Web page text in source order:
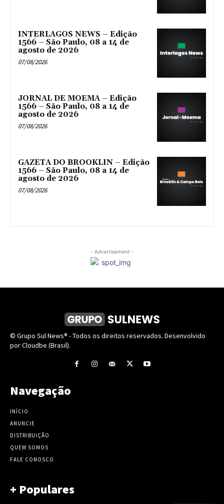
INTERLAGOS NEWS – Edição
1566 – São Paulo, 08 a 14 de
agosto de 2026
07/08/2026
JORNAL DE MOEMA – Edição
1566 – São Paulo, 08 a 14 de
agosto de 2026
07/08/2026
GAZETA DO BROOKLIN – Edição
1566 – São Paulo, 08 a 14 de
agosto de 2026
07/08/2026
- Advertisement -
© Grupo Sul News® - Todos os direitos reservados. Desenvolvido
por Cloudbe (Brasil).
Navegação
INÍCIO
ANUNCIE
DISTRIBUIÇÃO
QUEM SOMOS
FALE CONOSCO
+ Populares